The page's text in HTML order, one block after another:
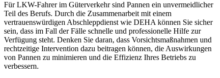
Für LKW-Fahrer im Güterverkehr sind Pannen ein unvermeidlicher
Teil des Berufs. Durch die Zusammenarbeit mit einem
vertrauenswürdigen Abschleppdienst wie DEHA können Sie sicher
sein, dass im Fall der Fälle schnelle und professionelle Hilfe zur
Verfügung steht. Denken Sie daran, dass Vorsichtsmaßnahmen und
rechtzeitige Intervention dazu beitragen können, die Auswirkungen
von Pannen zu minimieren und die Effizienz Ihres Betriebs zu
verbessern.